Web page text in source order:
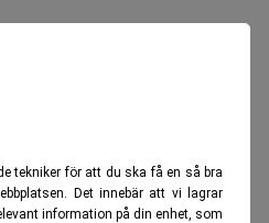
tekniker för att du ska få en så bra
Det innebär att vi lagrar
information på din enhet, som